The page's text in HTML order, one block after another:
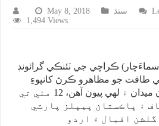
May 8, 2018 سنڌ
1,494 Views
ڪراچي جي ٽئنڪي گرائونڊ
طاقت جو مظاهرو ڪرڻ کانپوءِ
سموريون سياسي پارٽيون ميدان ۾ لهي پيون آهن، 12 مئي تي
۽ پاڪستان پيپلز پارٽي
اقبال ۾ اردو